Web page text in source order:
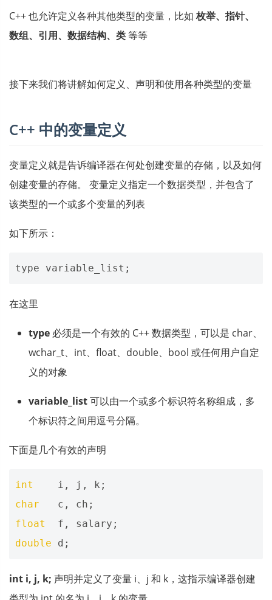
C++ 也允许定义各种其他类型的变量，比如 枚举、指针、
数组、引用、数据结构、类等等
接下来我们将讲解如何定义、声明和使用各种类型的变量
C++ 中的变量定义
变量定义就是告诉编译器在何处创建变量的存储，以及如何
创建变量的存储。 变量定义指定一个数据类型，并包含了
该类型的一个或多个变量的列表
如下所示：
type variable_list ;
在这里
type 必须是一个有效的 C++ 数据类型，可以是 char、
wchar_t、int、float、double、bool 或任何用户自定
义的对象
variable_list可以由一个或多个标识符名称组成，多
个标识符之间用逗号分隔。
下面是几个有效的声明
int i , j , k ;
char
c , ch ;
float
f , salary ;
double
d ;
int i, j, k; 声明并定义了变量 i、j 和 k，这指示编译器创建